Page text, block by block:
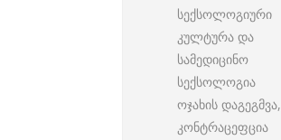
სექსოლოგიური
კულტურა და
სამედიცინო
სექსოლოგია
ოჯახის დაგეგმვა,
კონტრაცეფცია